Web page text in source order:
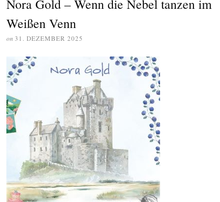
Nora Gold – Wenn die Nebel tanzen im
Weißen Venn
on 31. DEZEMBER 2025